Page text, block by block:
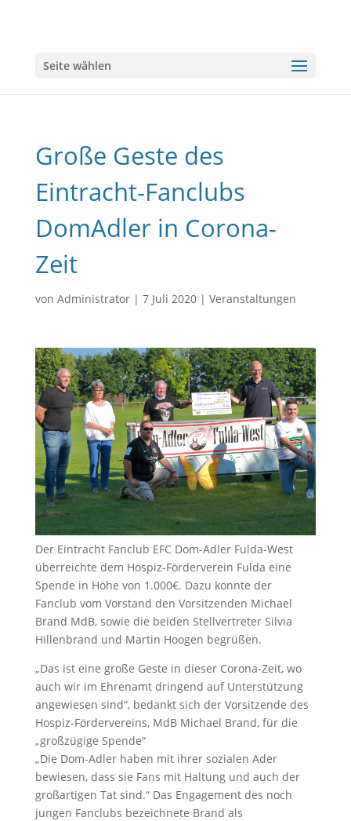
Seite wählen
Große Geste des
Eintracht-Fanclubs
DomAdler in Corona-
Zeit
von Administrator| 7 Juli 2020| Veranstaltungen
Der Eintracht Fanclub EFC Dom-Adler Fulda-West
überreichte dem Hospiz-Förderverein Fulda eine
Spende in Höhe von 1.000€. Dazu konnte der
Fanclub vom Vorstand den Vorsitzenden Michael
Brand MdB, sowie die beiden Stellvertreter Silvia
Hillenbrand und Martin Hoogen begrüßen.
„Das ist eine große Geste in dieser Corona-Zeit, wo
auch wir im Ehrenamt dringend auf Unterstützung
angewiesen sind“, bedankt sich der Vorsitzende des
Hospiz-Fördervereins, MdB Michael Brand, für die
„großzügige Spende“
„Die Dom-Adler haben mit ihrer sozialen Ader
bewiesen, dass sie Fans mit Haltung und auch der
großartigen Tat sind.“ Das Engagement des noch
jungen Fanclubs bezeichnete Brand als